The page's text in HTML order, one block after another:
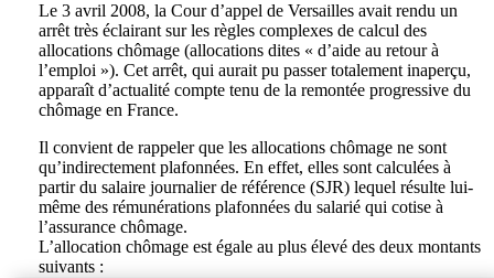
Le 3 avril 2008, la Cour d’appel de Versailles avait rendu un
arrêt très éclairant sur les règles complexes de calcul des
allocations chômage (allocations dites « d’aide au retour à
l’emploi »). Cet arrêt, qui aurait pu passer totalement inaperçu,
apparaît d’actualité compte tenu de la remontée progressive du
chômage en France.
Il convient de rappeler que les allocations chômage ne sont
qu’indirectement plafonnées. En effet, elles sont calculées à
partir du salaire journalier de référence (SJR) lequel résulte lui-
même des rémunérations plafonnées du salarié qui cotise à
l’assurance chômage.
L’allocation chômage est égale au plus élevé des deux montants
suivants :